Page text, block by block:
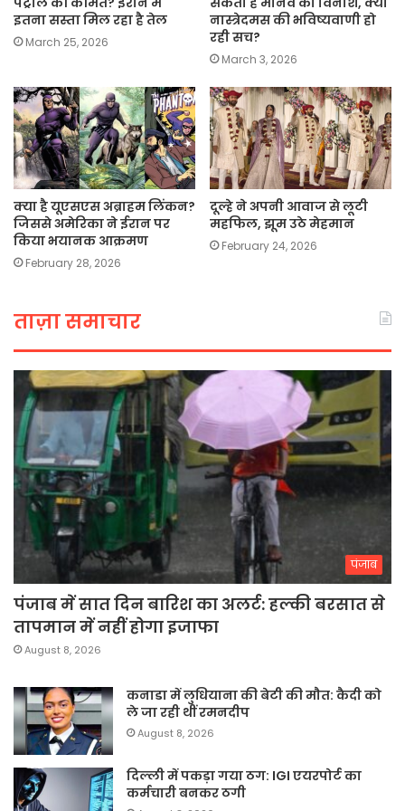
इतना सस्ता मिल रहा है तेल
March 25, 2026
नास्त्रेदमस की भविष्यवाणी हो
रही सच?
March 3, 2026
क्या है यूएसएस अब्राहम लिंकन?
जिससे अमेरिका ने ईरान पर
किया भयानक आक्रमण
February 28, 2026
दूल्हे ने अपनी आवाज से लूटी
महफिल, झूम उठे मेहमान
February 24, 2026
ताज़ा समाचार
पंजाब
पंजाब में सात दिन बारिश का अलर्ट: हल्की बरसात से
तापमान में नहीं होगा इजाफा
August 8, 2026
कनाडा में लुधियाना की बेटी की माैत: कैदी को
ले जा रही थीं रमनदीप
August 8, 2026
दिल्ली में पकड़ा गया ठग: IGI एयरपोर्ट का
कर्मचारी बनकर ठगी